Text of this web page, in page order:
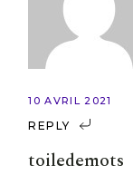
10 AVRIL 2021
REPLY
toiledemots